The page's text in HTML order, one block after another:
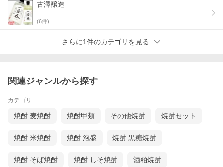
古澤醸造
(6件)
さらに1件のカテゴリを見る
関連ジャンルから探す
カテゴリ
焼酎 麦焼酎 焼酎甲類 その他焼酎 焼酎セット
焼酎 米焼酎 焼酎 泡盛 焼酎 黒糖焼酎
焼酎 そば焼酎 焼酎 しそ焼酎 酒粕焼酎